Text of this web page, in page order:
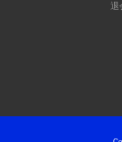
退